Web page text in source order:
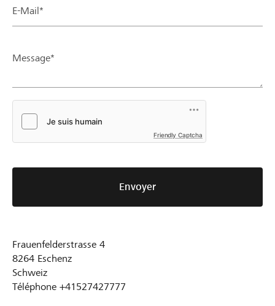
E-Mail*
Message*
Friendly Captcha
Envoyer
Frauenfelderstrasse 4
8264 Eschenz
Schweiz
Téléphone +41527427777